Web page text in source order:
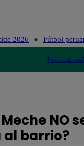
2026 Fútbol
PolíticaLima
NO
al barrio?